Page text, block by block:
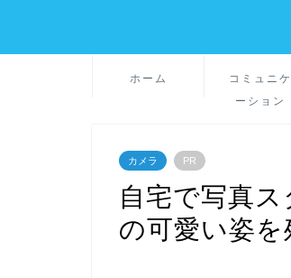
ホーム
コミュニケ
ーション
カメラ PR
自宅で写真
の可愛い姿を